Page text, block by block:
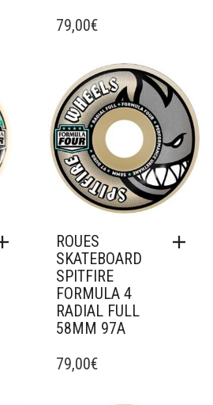
79,00€
Ajouter à mes favoris
ROUES
SKATEBOARD
SPITFIRE
FORMULA 4
RADIAL FULL
58MM 97A
79,00€